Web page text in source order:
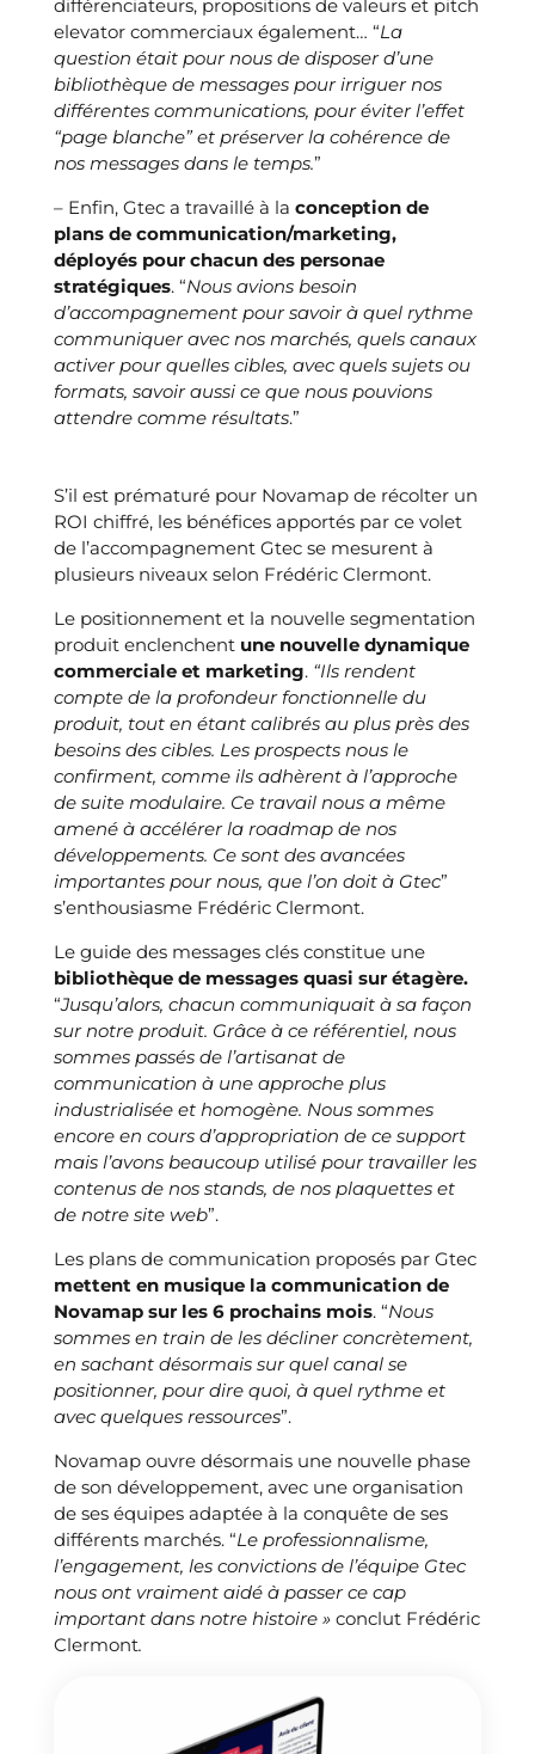
différenciateurs, propositions de valeurs et pitch
elevator commerciaux également… “La
question était pour nous de disposer d’une
bibliothèque de messages pour irriguer nos
différentes communications, pour éviter l’effet
“page blanche” et préserver la cohérence de
nos messages dans le temps.”
– Enfin, Gtec a travaillé à la conception de
plans de communication/marketing,
déployés pour chacun des personae
stratégiques. “Nous avions besoin
d’accompagnement pour savoir à quel rythme
communiquer avec nos marchés, quels canaux
activer pour quelles cibles, avec quels sujets ou
formats, savoir aussi ce que nous pouvions
attendre comme résultats.”
S’il est prématuré pour Novamap de récolter un
ROI chiffré, les bénéfices apportés par ce volet
de l’accompagnement Gtec se mesurent à
plusieurs niveaux selon Frédéric Clermont.
Le positionnement et la nouvelle segmentation
produit enclenchent une nouvelle dynamique
commerciale et marketing.“Ils rendent
compte de la profondeur fonctionnelle du
produit, tout en étant calibrés au plus près des
besoins des cibles. Les prospects nous le
confirment, comme ils adhèrent à l’approche
de suite modulaire. Ce travail nous a même
amené à accélérer la roadmap de nos
développements. Ce sont des avancées
importantes pour nous, que l’on doit à Gtec”
s’enthousiasme Frédéric Clermont.
Le guide des messages clés constitue une
bibliothèque de messages quasi sur étagère.
“Jusqu’alors, chacun communiquait à sa façon
sur notre produit. Grâce à ce référentiel, nous
sommes passés de l’artisanat de
communication à une approche plus
industrialisée et homogène. Nous sommes
encore en cours d’appropriation de ce support
mais l’avons beaucoup utilisé pour travailler les
contenus de nos stands, de nos plaquettes et
de notre site web”.
Les plans de communication proposés par Gtec
mettent en musique la communication de
Novamap sur les 6 prochains mois. “Nous
sommes en train de les décliner concrètement,
en sachant désormais sur quel canal se
positionner, pour dire quoi, à quel rythme et
avec quelques ressources”.
Novamap ouvre désormais une nouvelle phase
de son développement, avec une organisation
de ses équipes adaptée à la conquête de ses
différents marchés. “Le professionnalisme,
l’engagement, les convictions de l’équipe Gtec
nous ont vraiment aidé à passer ce cap
important dans notre histoire » conclut Frédéric
Clermont.